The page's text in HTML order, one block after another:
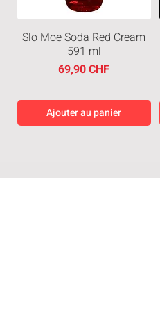
Slo Moe Soda Red Cream
591 ml
Prix
69,90 CHF
Ajouter au panier